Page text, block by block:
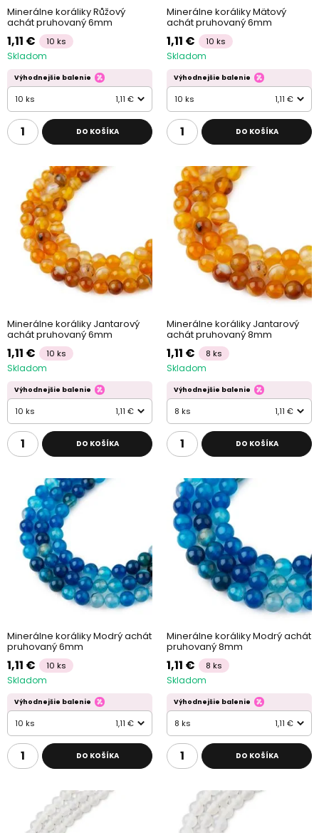
Minerálne koráliky Růžový
achát pruhovaný 6mm
1,11 € 10 ks
Skladom
Výhodnejšie balenie
10 ks 1,11 €
DO KOŠÍKA
Minerálne koráliky Mätový
achát pruhovaný 6mm
1,11 € 10 ks
Skladom
Výhodnejšie balenie
10 ks 1,11 €
DO KOŠÍKA
Minerálne koráliky Jantarový
achát pruhovaný 6mm
1,11 € 10 ks
Skladom
Výhodnejšie balenie
10 ks 1,11 €
DO KOŠÍKA
Minerálne koráliky Jantarový
achát pruhovaný 8mm
1,11 € 8 ks
Skladom
Výhodnejšie balenie
8 ks 1,11 €
DO KOŠÍKA
Minerálne koráliky Modrý achát
pruhovaný 6mm
1,11 € 10 ks
Skladom
Výhodnejšie balenie
10 ks 1,11 €
DO KOŠÍKA
Minerálne koráliky Modrý achát
pruhovaný 8mm
1,11 € 8 ks
Skladom
Výhodnejšie balenie
8 ks 1,11 €
DO KOŠÍKA